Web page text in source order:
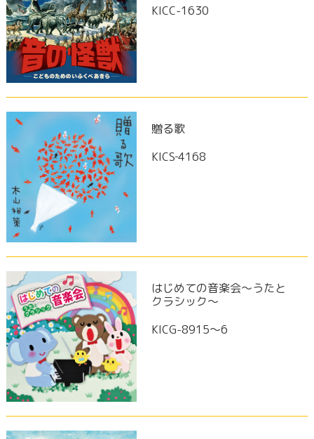
KICC-1630
贈る歌
KICS‐4168
はじめての音楽会～うたと
クラシック～
KICG-8915～6